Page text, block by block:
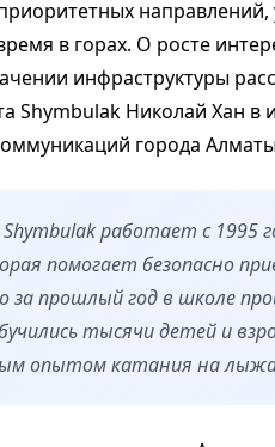
в горах. О росте
инфраструктуры
Shymbulak Николай Хан в
города
работает с 1995
помогает безопасно
за прошлый год в школе
тысячи детей и
опытом катания на